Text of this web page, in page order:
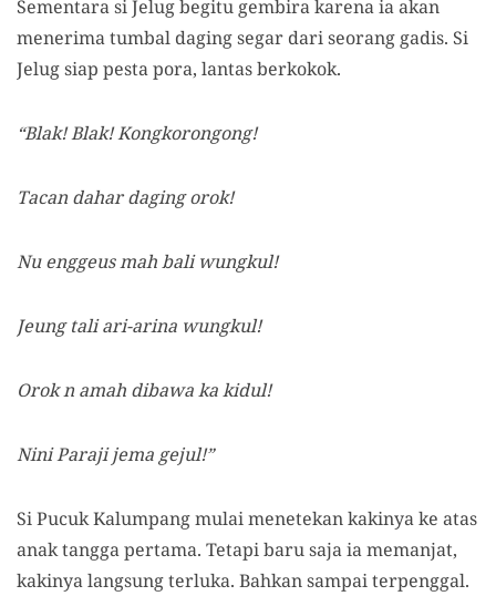
Sementara si Jelug begitu gembira karena ia akan
menerima tumbal daging segar dari seorang gadis. Si
Jelug siap pesta pora, lantas berkokok.
“Blak! Blak! Kongkorongong!
Tacan dahar daging orok!
Nu enggeus mah bali wungkul!
Jeung tali ari-arina wungkul!
Orok n amah dibawa ka kidul!
Nini Paraji jema gejul!”
Si Pucuk Kalumpang mulai menetekan kakinya ke atas
anak tangga pertama. Tetapi baru saja ia memanjat,
kakinya langsung terluka. Bahkan sampai terpenggal.